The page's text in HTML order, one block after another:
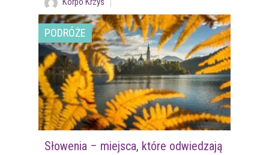
PODRÓŻE
Słowenia – miejsca, które odwiedzają